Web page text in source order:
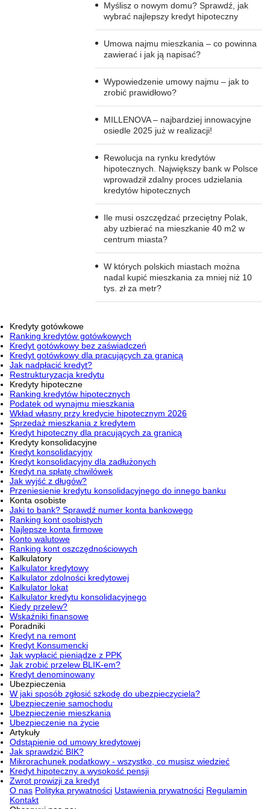
Myślisz o nowym domu? Sprawdź, jak
wybrać najlepszy kredyt hipoteczny
Umowa najmu mieszkania – co powinna
zawierać i jak ją napisać?
Wypowiedzenie umowy najmu – jak to
zrobić prawidłowo?
MILLENOVA – najbardziej innowacyjne
osiedle 2025 już w realizacji!
Rewolucja na rynku kredytów
hipotecznych. Największy bank w Polsce
wprowadził zdalny proces udzielania
kredytów hipotecznych
Ile musi oszczędzać przeciętny Polak,
aby uzbierać na mieszkanie 40 m2 w
centrum miasta?
W których polskich miastach można
nadal kupić mieszkania za mniej niż 10
tys. zł za metr?
Kredyty gotówkowe
Ranking kredytów gotówkowych
Kredyt gotówkowy bez zaświadczeń
Kredyt gotówkowy dla pracujących za granicą
Jak nadpłacić kredyt?
Restrukturyzacja kredytu
Kredyty hipoteczne
Ranking kredytów hipotecznych
Podatek od wynajmu mieszkania
Wkład własny przy kredycie hipotecznym 2026
Sprzedaż mieszkania z kredytem
Kredyt hipoteczny dla pracujących za granicą
Kredyty konsolidacyjne
Kredyt konsolidacyjny
Kredyt konsolidacyjny dla zadłużonych
Kredyt na spłatę chwilówek
Jak wyjść z długów?
Przeniesienie kredytu konsolidacyjnego do innego banku
Konta osobiste
Jaki to bank? Sprawdź numer konta bankowego
Ranking kont osobistych
Najlepsze konta firmowe
Konto walutowe
Ranking kont oszczędnościowych
Kalkulatory
Kalkulator kredytowy
Kalkulator zdolności kredytowej
Kalkulator lokat
Kalkulator kredytu konsolidacyjnego
Kiedy przelew?
Wskaźniki finansowe
Poradniki
Kredyt na remont
Kredyt Konsumencki
Jak wypłacić pieniądze z PPK
Jak zrobić przelew BLIK-em?
Kredyt denominowany
Ubezpieczenia
W jaki sposób zgłosić szkodę do ubezpieczyciela?
Ubezpieczenie samochodu
Ubezpieczenie mieszkania
Ubezpieczenie na życie
Artykuły
Odstąpienie od umowy kredytowej
Jak sprawdzić BIK?
Mikrorachunek podatkowy - wszystko, co musisz wiedzieć
Kredyt hipoteczny a wysokość pensji
Zwrot prowizji za kredyt
O nas Polityka prywatności Ustawienia prywatności Regulamin
Kontakt